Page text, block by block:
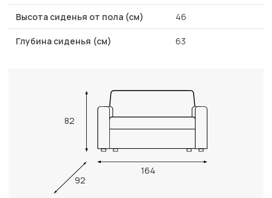
Высота сиденья от пола (см) 46
Глубина сиденья (см) 63
82
164
92